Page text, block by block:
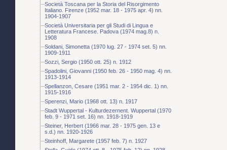
Società Toscana per la Storia del Risorgimento
Italiano. Firenze (1952 mar. 18 - 1975 apr. 4) nn.
1904-1907
Società Universitaria per gli Studi di Lingua e
Letteratura Francese. Padova (1974 mag.8) n.
1908
Soldani, Simonetta (1970 lug. 27 - 1974 set. 5) nn.
1909-1911
Sozzi, Sergio (1950 ott. 25) n. 1912
Spadolini, Giovanni (1950 feb. 26 - 1950 mag. 4) nn.
1913-1914
Spellanzon, Cesare (1951 mar. 2 - 1954 dic. 1) nn.
1915-1916
Sperenzi, Mario (1968 ott. 13) n. 1917
Stadt Wuppertal - Kulturdezernent. Wuppertal (1970
feb. 9 - 1971 set. 16) nn. 1918-1919
Steiner, Herbert (1966 mar. 28 - 1975 gen. 13 e
s.d.) nn. 1920-1926
Steinhoff, Margarete (1957 feb. 7) n. 1927